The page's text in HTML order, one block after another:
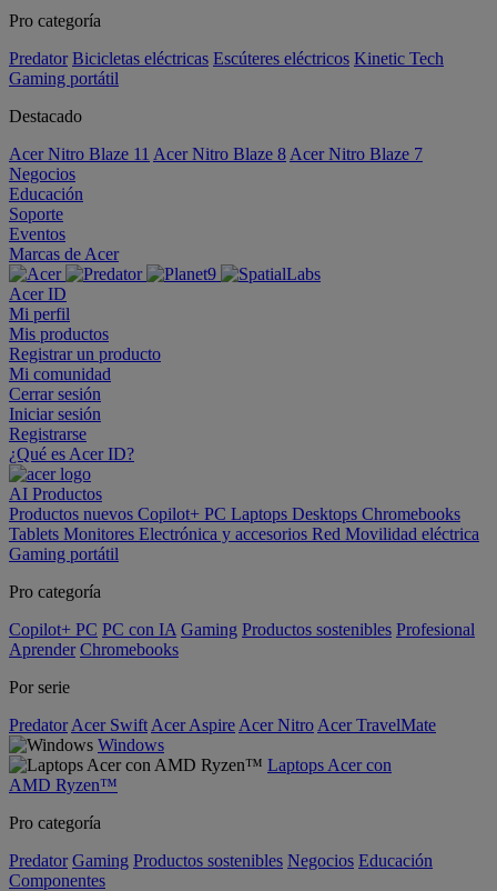
Pro categoría
Predator Bicicletas eléctricas Escúteres eléctricos Kinetic Tech
Gaming portátil
Destacado
Acer Nitro Blaze 11 Acer Nitro Blaze 8 Acer Nitro Blaze 7
Negocios
Educación
Soporte
Eventos
Marcas de Acer
Acer ID
Mi perfil
Mis productos
Registrar un producto
Mi comunidad
Cerrar sesión
Iniciar sesión
Registrarse
¿Qué es Acer ID?
AI Productos
Productos nuevos Copilot+ PC Laptops Desktops Chromebooks
Tablets Monitores Electrónica y accesorios Red Movilidad eléctrica
Gaming portátil
Pro categoría
Copilot+ PC PC con IA Gaming Productos sostenibles Profesional
Aprender Chromebooks
Por serie
Predator Acer Swift Acer Aspire Acer Nitro Acer TravelMate
Windows
Laptops Acer con
AMD Ryzen™
Pro categoría
Predator Gaming Productos sostenibles Negocios Educación
Componentes